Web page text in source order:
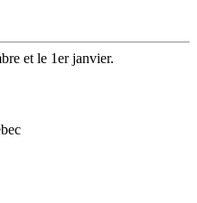
et le 1er janvier.